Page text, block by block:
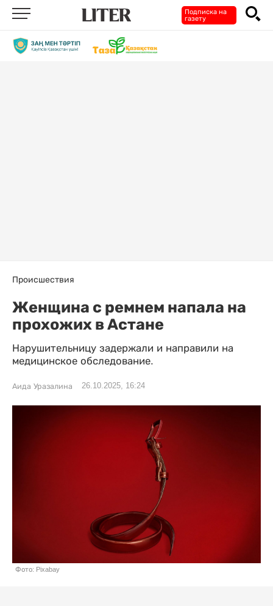
Подписка на
газету
Происшествия
Женщина с ремнем напала на
прохожих в Астане
Нарушительницу задержали и направили на
медицинское обследование.
Аида Уразалина 26.10.2025, 16:24
Фото: Pixabay